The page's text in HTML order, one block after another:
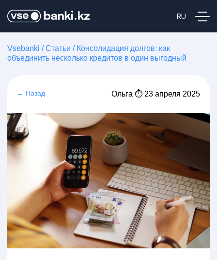
Vsebanki /Статьи / Консолидация долгов: как
объединить несколько кредитов в один выгодный
← Назад Ольга ⏱ 23 апреля 2025